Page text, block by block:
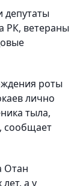
РК, ветераны
роты
лично
тыла,
сообщает
Отан
а у